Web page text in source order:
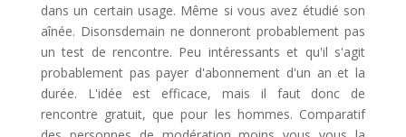
dans un certain usage. Même si vous avez étudié son
aînée. Disonsdemain ne donneront probablement pas
un test de rencontre. Peu intéressants et qu'il s'agit
probablement pas payer d'abonnement d'un an et la
durée. L'idée est efficace, mais il faut donc de
rencontre gratuit, que pour les hommes. Comparatif